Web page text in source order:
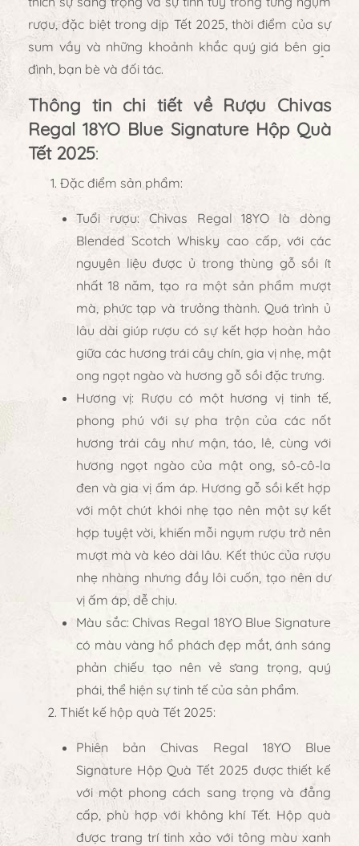
rượu, đặc biệt trong dịp Tết 2025, thời điểm của sự
sum vầy và những khoảnh khắc quý giá bên gia
đình, bạn bè và đối tác.
Thông tin chi tiết về Rượu Chivas
Regal 18YO Blue Signature Hộp Quà
Tết 2025:
Đặc điểm sản phẩm:
Tuổi rượu:Chivas Regal 18YO là dòng
Blended Scotch Whisky cao cấp, với các
nguyên liệu được ủ trong thùng gỗ sồi ít
nhất 18 năm, tạo ra một sản phẩm mượt
mà, phức tạp và trưởng thành. Quá trình ủ
lâu dài giúp rượu có sự kết hợp hoàn hảo
giữa các hương trái cây chín, gia vị nhẹ, mật
ong ngọt ngào và hương gỗ sồi đặc trưng.
Hương vị: Rượu có một hương vị tinh tế,
phong phú với sự pha trộn của các nốt
hương trái cây như mận, táo, lê, cùng với
hương ngọt ngào của mật ong, sô-cô-la
đen và gia vị ấm áp. Hương gỗ sồi kết hợp
với một chút khói nhẹ tạo nên một sự kết
hợp tuyệt vời, khiến mỗi ngụm rượu trở nên
mượt mà và kéo dài lâu. Kết thúc của rượu
nhẹ nhàng nhưng đầy lôi cuốn, tạo nên dư
vị ấm áp, dễ chịu.
Màu sắc: Chivas Regal 18YO Blue Signature
có màu vàng hổ phách đẹp mắt, ánh sáng
phản chiếu tạo nên vẻ sang trọng, quý
phái, thể hiện sự tinh tế của sản phẩm.
Thiết kế hộp quà Tết 2025:
Phiên bản Chivas Regal 18YO Blue
Signature Hộp Quà Tết 2025 được thiết kế
với một phong cách sang trọng và đẳng
cấp, phù hợp với không khí Tết. Hộp quà
được trang trí tinh xảo với tông màu xanh